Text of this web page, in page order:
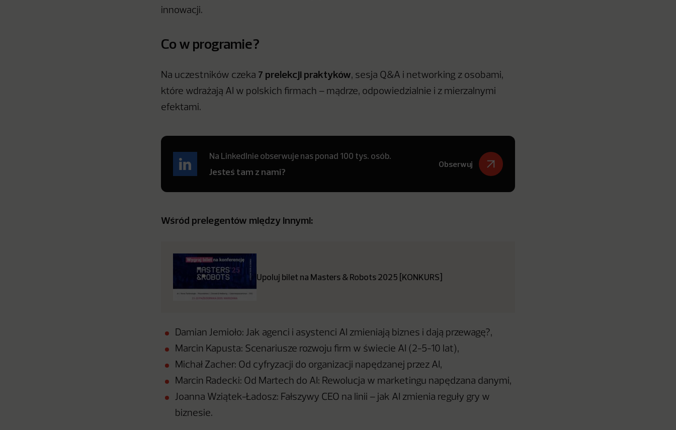
innowacji.
Co w programie?
Na uczestników czeka 7 prelekcji praktyków, sesja Q&A i networking z osobami,
które wdrażają AI w polskich firmach – mądrze, odpowiedzialnie i z mierzalnymi
efektami.
Na LinkedInie obserwuje nas ponad 100 tys. osób.
Jesteś tam z nami?
Obserwuj
Wśród prelegentów między innymi:
Upoluj bilet na Masters & Robots 2025 [KONKURS]
Damian Jemioło: Jak agenci i asystenci AI zmieniają biznes i dają przewagę?,
Marcin Kapusta: Scenariusze rozwoju firm w świecie AI (2-5-10 lat),
Michał Zacher: Od cyfryzacji do organizacji napędzanej przez AI,
Marcin Radecki: Od Martech do AI: Rewolucja w marketingu napędzana danymi,
Joanna Wziątek-Ładosz: Fałszywy CEO na linii – jak AI zmienia reguły gry w
biznesie.